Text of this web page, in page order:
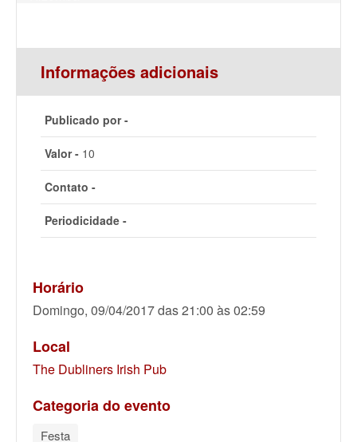
Informações adicionais
Publicado por -
Valor - 10
Contato -
Periodicidade -
Horário
Domingo, 09/04/2017 das 21:00 às 02:59
Local
The Dubliners Irish Pub
Categoria do evento
Festa